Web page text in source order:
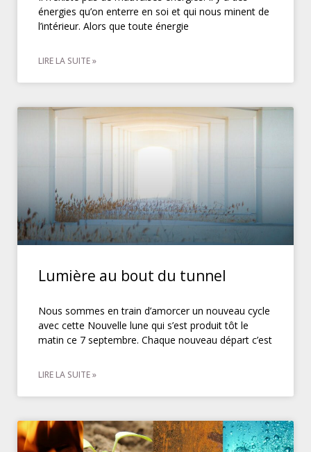
énergies qu’on enterre en soi et qui nous minent de
l’intérieur. Alors que toute énergie
LIRE LA SUITE »
Lumière au bout du tunnel
Nous sommes en train d’amorcer un nouveau cycle
avec cette Nouvelle lune qui s’est produit tôt le
matin ce 7 septembre. Chaque nouveau départ c’est
LIRE LA SUITE »